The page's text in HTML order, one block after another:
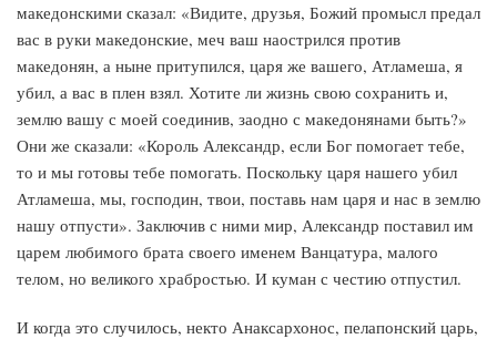
македонскими сказал: «Видите, друзья, Божий промысл предал
вас в руки македонские, меч ваш наострился против
македонян, а ныне притупился, царя же вашего, Атламеша, я
убил, а вас в плен взял. Хотите ли жизнь свою сохранить и,
землю вашу с моей соединив, заодно с македонянами быть?»
Они же сказали: «Король Александр, если Бог помогает тебе,
то и мы готовы тебе помогать. Поскольку царя нашего убил
Атламеша, мы, господин, твои, поставь нам царя и нас в землю
нашу отпусти». Заключив с ними мир, Александр поставил им
царем любимого брата своего именем Ванцатура, малого
телом, но великого храбростью. И куман с честию отпустил.
И когда это случилось, некто Анаксархонос, пелапонский царь,